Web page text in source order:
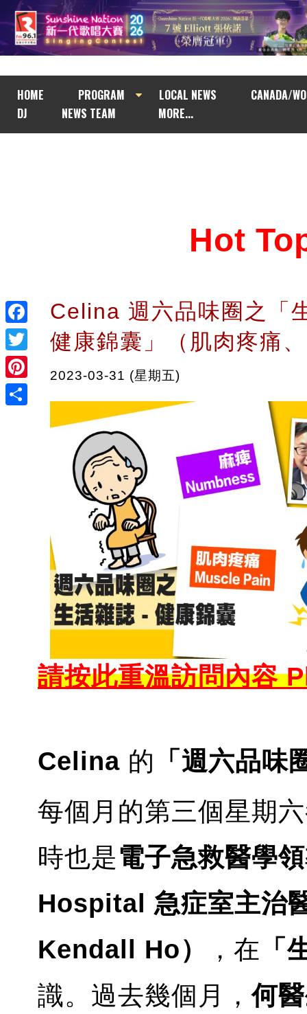
HOME PROGRAM LOCAL NEWS
CANADA/
DJ
NEWS TEAM MORE...
Facebook
Twitter
Pinterest
Hot
Celina 週六品味圈之「
健康錦囊」（肌肉疼痛
2023-03-31 (星期五)
請按此重溫訪問內容
Celina 的 「週六品味
每個月的第三個星期
時也是電子急救醫學
Hospital 急症室主治
Kendall Ho）
，在 「
識。過去幾個月，何